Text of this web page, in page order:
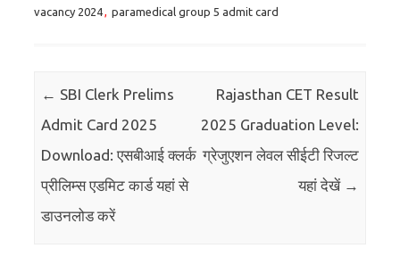
vacancy 2024, paramedical group 5 admit card
Post navigation
← SBI Clerk Prelims
Admit Card 2025
Download: एसबीआई क्लर्क
प्रीलिम्स एडमिट कार्ड यहां से
डाउनलोड करें
Rajasthan CET Result
2025 Graduation Level:
ग्रेजुएशन लेवल सीईटी रिजल्ट
यहां देखें →